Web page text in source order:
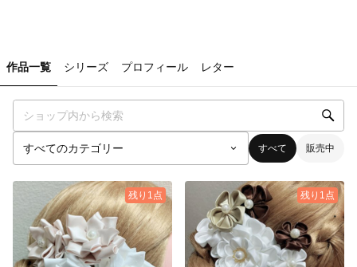
作品一覧 シリーズ プロフィール レター
すべて 販売中
残り1点 残り1点